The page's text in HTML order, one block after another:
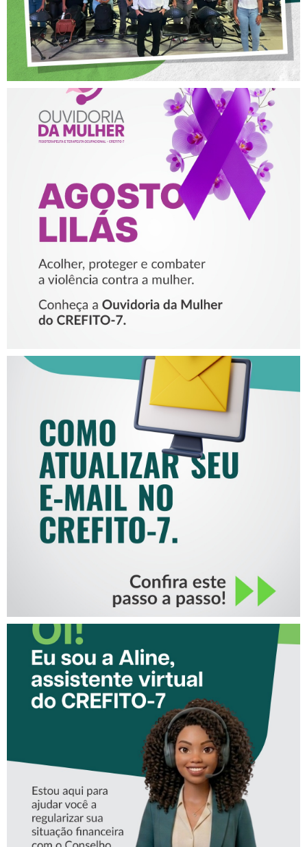
AGOSTO LILÁS – ACOLHER,
PROTEGER E COMBATER A
VIOLÊNCIA CONTRA A
MULHER
COMO ATUALIZAR SEU E-
MAIL NO CREFITO-7
CONHEÇA A ‘ALINE’,
ASSISTENTE VIRTUAL DO
CREFITO-7